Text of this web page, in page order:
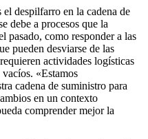
despilfarro en la cadena de
debe a procesos que la
pasado, como responder a las
pueden desviarse de las
actividades logísticas
«Estamos
cadena de suministro para
en un contexto
comprender mejor la